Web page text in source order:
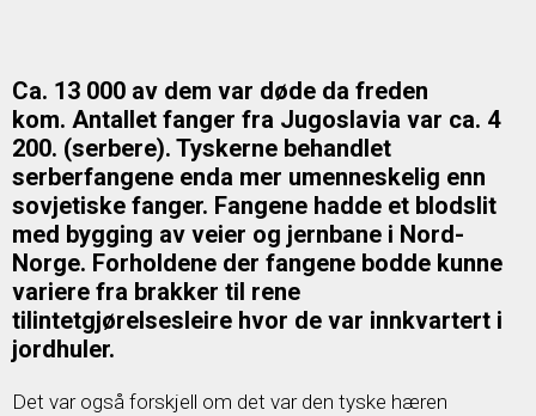
Ca. 13 000 av dem var døde da freden
kom. Antallet fanger fra Jugoslavia var ca. 4
200. (serbere). Tyskerne behandlet
serberfangene enda mer umenneskelig enn
sovjetiske fanger. Fangene hadde et blodslit
med bygging av veier og jernbane i Nord-
Norge. Forholdene der fangene bodde kunne
variere fra brakker til rene
tilintetgjørelsesleire hvor de var innkvartert i
jordhuler.
Det var også forskjell om det var den tyske hæren